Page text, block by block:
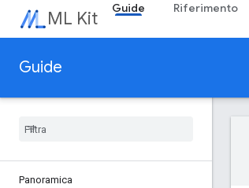
ML Kit Guide Riferimento
Guide
Panoramica